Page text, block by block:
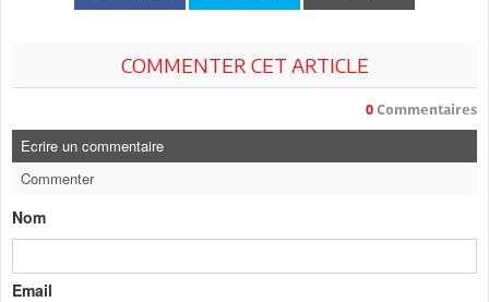
COMMENTER CET ARTICLE
0 Commentaires
Ecrire un commentaire
Commenter
Nom
Email